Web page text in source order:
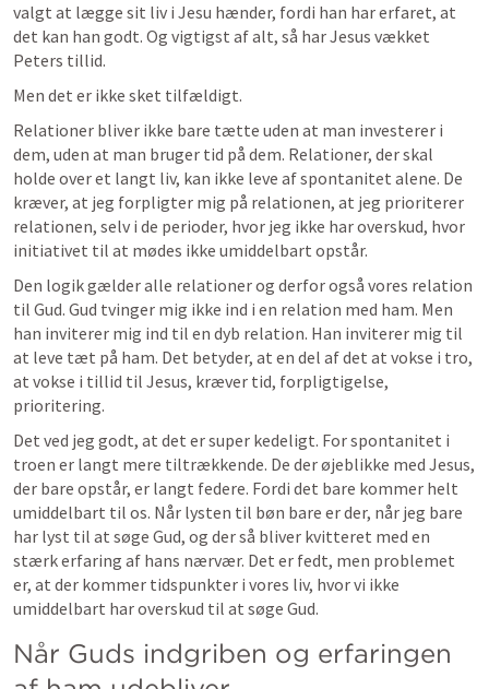
valgt at lægge sit liv i Jesu hænder, fordi han har erfaret, at
det kan han godt. Og vigtigst af alt, så har Jesus vækket
Peters tillid.
Men det er ikke sket tilfældigt.
Relationer bliver ikke bare tætte uden at man investerer i
dem, uden at man bruger tid på dem. Relationer, der skal
holde over et langt liv, kan ikke leve af spontanitet alene. De
kræver, at jeg forpligter mig på relationen, at jeg prioriterer
relationen, selv i de perioder, hvor jeg ikke har overskud, hvor
initiativet til at mødes ikke umiddelbart opstår.
Den logik gælder alle relationer og derfor også vores relation
til Gud. Gud tvinger mig ikke ind i en relation med ham. Men
han inviterer mig ind til en dyb relation. Han inviterer mig til
at leve tæt på ham. Det betyder, at en del af det at vokse i tro,
at vokse i tillid til Jesus, kræver tid, forpligtigelse,
prioritering.
Det ved jeg godt, at det er super kedeligt. For spontanitet i
troen er langt mere tiltrækkende. De der øjeblikke med Jesus,
der bare opstår, er langt federe. Fordi det bare kommer helt
umiddelbart til os. Når lysten til bøn bare er der, når jeg bare
har lyst til at søge Gud, og der så bliver kvitteret med en
stærk erfaring af hans nærvær. Det er fedt, men problemet
er, at der kommer tidspunkter i vores liv, hvor vi ikke
umiddelbart har overskud til at søge Gud.
Når Guds indgriben og erfaringen